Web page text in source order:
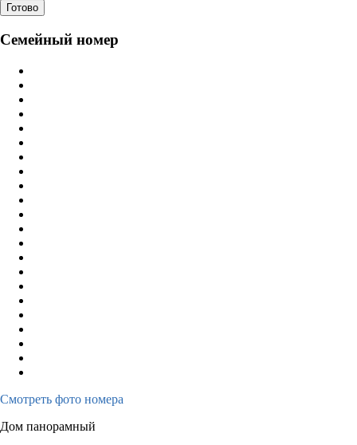
Готово
Семейный номер
Смотреть фото номера
Дом панорамный